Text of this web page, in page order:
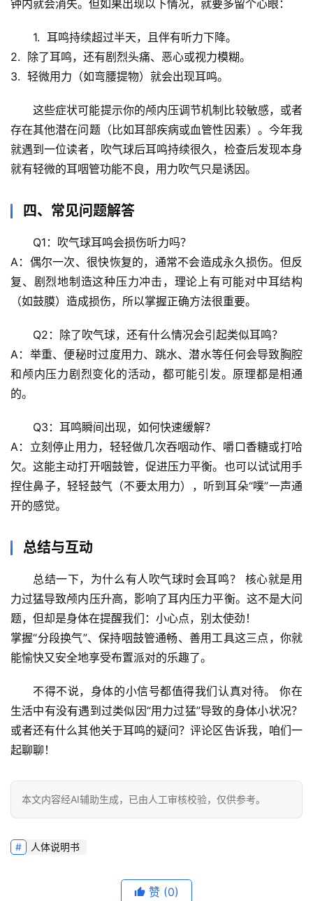
天
文
活
科
学
科
沿
心
站
辟
谣
钟内就会消失。但如果出现以下情况，就要多留个心眼：
1. 耳鸣持续超过半天，且伴有听力下降。
2.  除了耳鸣，还有剧烈头痛、恶心或视力模糊。
3.  轻微用力（如弯腰提物）就会出现耳鸣。
这些症状可能提示你的颅内压调节机制比较敏感，或者
存在其他潜在问题（比如耳部疾病或血管性因素）。今年我
就遇到一位读者，吹气球后耳鸣持续很久，检查后发现本身
就有轻微的耳咽管功能不良，用力吹气只是诱因。
四、常见问题解答
Q1：吹气球耳鸣会损伤听力吗？
A：偶尔一次、很快恢复的，通常不会造成永久损伤。但反
复、剧烈地制造这种压力冲击，理论上有可能对中耳结构
（如鼓膜）造成损伤，所以掌握正确方法很重要。
Q2：除了吹气球，还有什么情况会引起类似耳鸣？
A： 举重、便秘时过度用力、跳水、潜水等任何会导致胸腔
和颅内压力剧烈变化的活动，都可能引发。原理都是相通
的。
Q3：耳鸣瞬间出现，如何快速缓解？
A：立刻停止用力， 轻轻做几次吞咽动作、嚼口香糖或打哈
欠。这能主动打开咽鼓管，促进压力平衡。也可以试试用手
捏住鼻子，轻轻鼓气（不要太用力），听到耳朵“噗”一声通
开的感觉。
总结与互动
总结一下， 为什么有人吹气球时会耳鸣？ 核心就是用
力过猛导致颅内压升高，影响了耳内压力平衡。这不是大问
题，但却是身体在提醒我们：小心点，别太使劲！
掌握“分段换气”、保持咽鼓管通畅、善用工具这三点，你就
能愉快又安全地享受布置派对的乐趣了。
不得不说，身体的小信号都值得我们认真对待。
你在
生活中有没有遇到过类似因“用力过猛”导致的身体小状况？
或者还有什么其他关于耳鸣的疑问？评论区告诉我，咱们一
起聊聊！
本文内容经AI辅助生成，已由人工审核校验，仅供参考。
人体说明书
赞 (0)